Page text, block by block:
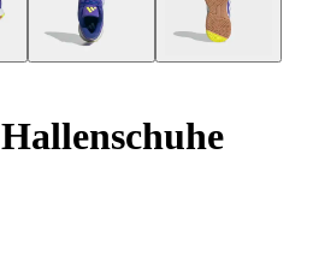
Hallenschuhe